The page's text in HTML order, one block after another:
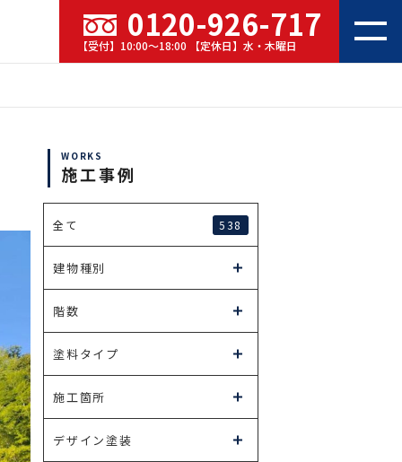
0120-926-717
【受付】10:00～18:00 【定休日】水・木曜日
WORKS
施工事例
全て 538
建物種別
階数
塗料タイプ
施工箇所
デザイン塗装